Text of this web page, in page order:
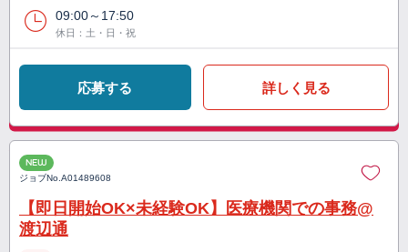
09:00～17:50
休日：土・日・祝
応募する 詳しく見る
NEW
ジョブNo.A01489608
【即日開始OK×未経験OK】医療機関での事務@
渡辺通